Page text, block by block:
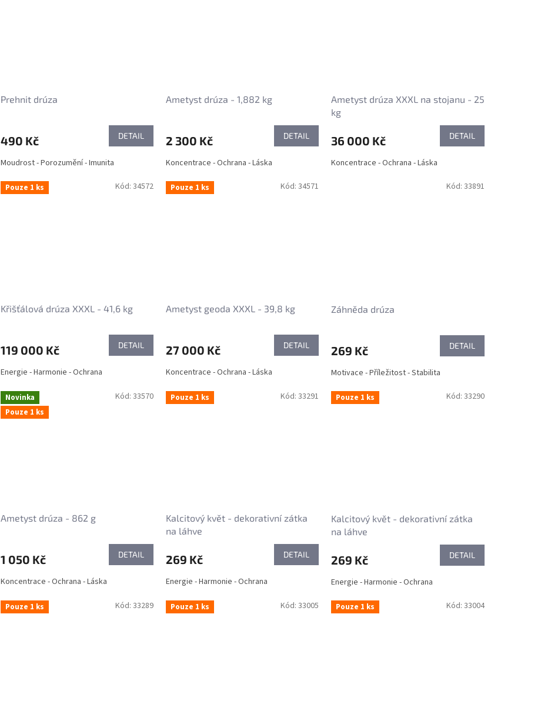
Prehnit drúza
490 Kč DETAIL
Moudrost - Porozumění - Imunita
Ametyst drúza - 1,882 kg
2 300 Kč DETAIL
Koncentrace - Ochrana - Láska
Ametyst drúza XXXL na stojanu - 25
kg
36 000 Kč DETAIL
Koncentrace - Ochrana - Láska
Pouze 1 ks
Křišťálová drúza XXXL - 41,6 kg
119 000 Kč DETAIL
Energie - Harmonie - Ochrana
Kód: 34572 Pouze 1 ks
Ametyst geoda XXXL - 39,8 kg
27 000 Kč DETAIL
Koncentrace - Ochrana - Láska
Kód: 34571
Záhněda drúza
269 Kč DETAIL
Motivace - Příležitost - Stabilita
Kód: 33891
Novinka
Pouze 1 ks
Ametyst drúza - 862 g
1 050 Kč DETAIL
Koncentrace - Ochrana - Láska
Kód: 33570 Pouze 1 ks
Kalcitový květ - dekorativní zátka
na láhve
269 Kč DETAIL
Energie - Harmonie - Ochrana
Kód: 33291 Pouze 1 ks
Kalcitový květ - dekorativní zátka
na láhve
269 Kč DETAIL
Energie - Harmonie - Ochrana
Kód: 33290
Pouze 1 ks Kód: 33289 Pouze 1 ks Kód: 33005 Pouze 1 ks Kód: 33004